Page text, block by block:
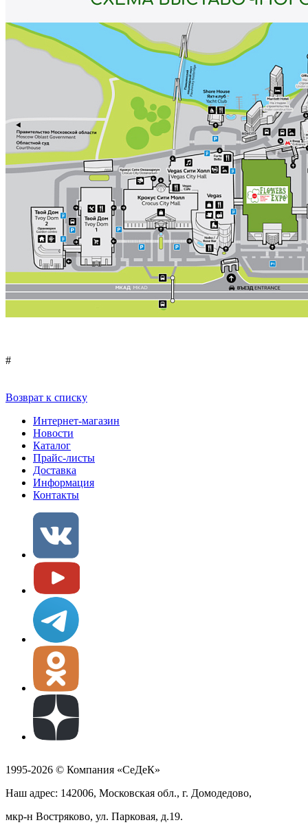
#
Возврат к списку
Интернет-магазин
Новости
Каталог
Прайс-листы
Доставка
Информация
Контакты
1995-2026 © Компания «СеДеК»
Наш адрес: 142006, Московская обл., г. Домодедово,
мкр-н Востряково, ул. Парковая, д.19.